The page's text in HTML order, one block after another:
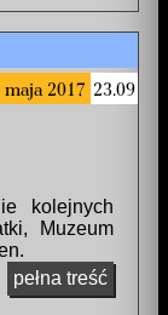
maja 2017 23.09
kolejnych
Muzeum
pełna treść